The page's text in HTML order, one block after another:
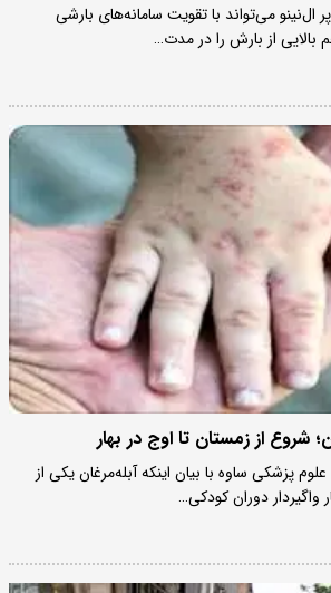
می‌تواند با تقویت سامانه‌های بارشی
بالایی از بارش را در مدت…
شروع از زمستان تا اوج در بهار
پزشکی ساوه با بیان اینکه آبله‌مرغان یکی از
واگیردار دوران کودکی…